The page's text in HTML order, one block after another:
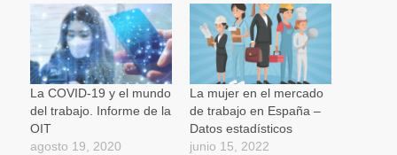
en
una
ventana
nueva)
en
una
ventana
nueva)
en
una
ventana
nueva)
ventana
nueva)
electrónico
a
un
amigo
(Se
abre
en
una
ventana
nueva)
La COVID‑19 y el mundo
del trabajo. Informe de la
OIT
agosto 19, 2020
La mujer en el mercado
de trabajo en España –
Datos estadísticos
junio 15, 2022